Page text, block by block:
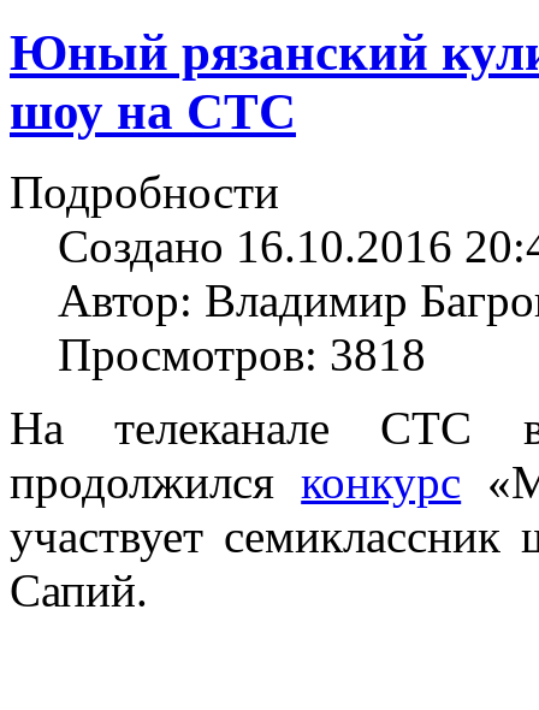
Юный рязанский
шоу на СТС
Подробности
Создано 16.10.2016
Автор: Владимир
Просмотров: 3818
На телеканале СТС
продолжилсяконкурс
участвует
Сапий.